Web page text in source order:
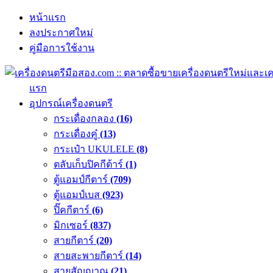
หน้าแรก
ลงประกาศใหม่
คู่มือการใช้งาน
แรก
อุปกรณ์เครื่องดนตรี
กระเดื่องกลอง (16)
กระเดื่องคู๋ (13)
กระเป๋า UKULELE (8)
ตลับเก็บปิคกีต้าร์ (1)
ตู้แอมป์กีตาร์ (709)
ตู้แอมป์เบส (923)
ปิ๊คกีตาร์ (6)
มิกเซอร์ (837)
สายกีตาร์ (20)
สายสะพายกีตาร์ (14)
สายสัญญาณ (21)